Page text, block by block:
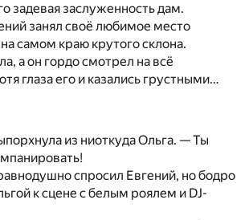
задевая заслуженность дам.
занял своё любимое место
самом краю крутого склона.
а он гордо смотрел на всё
глаза его и казались грустными…
из ниоткуда Ольга. — Ты
спросил Евгений, но бодро
к сцене с белым роялем и DJ-